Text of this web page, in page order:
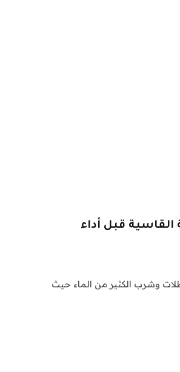
مكة القاسية قبل أداء
وشرب الكثير من الماء حيث